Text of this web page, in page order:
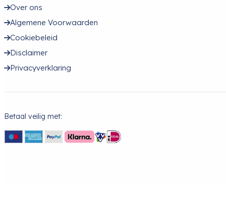
Over ons
Algemene Voorwaarden
Cookiebeleid
Disclaimer
Privacyverklaring
Betaal veilig met: